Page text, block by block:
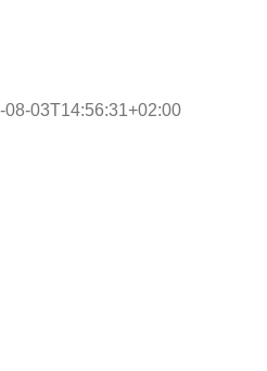
08-03T14:56:31+02:00